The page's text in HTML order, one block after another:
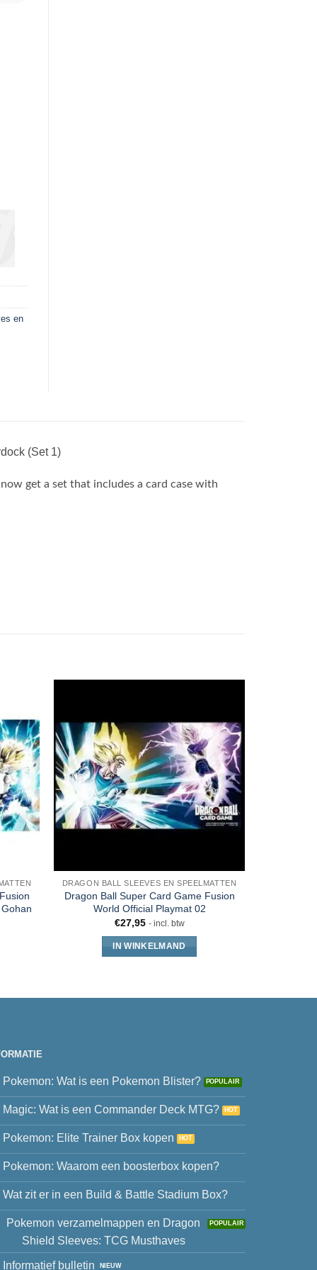
en
(Set 1)
get a set that includes a card case with
DRAGON BALL SLEEVES EN SPEELMATTEN
Dragon Ball Super Card Game Fusion
World Official Playmat 02
€27,95 - incl. btw
IN WINKELMAND
Pokemon: Wat is een Pokemon Blister?
Magic: Wat is een Commander Deck MTG?
Pokemon: Elite Trainer Box kopen
Pokemon: Waarom een boosterbox kopen?
Wat zit er in een Build & Battle Stadium Box?
Pokemon verzamelmappen en Dragon
Shield Sleeves: TCG Musthaves
Informatief bulletin